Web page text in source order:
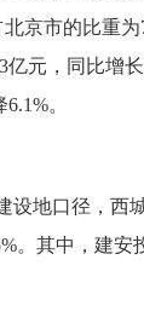
北京市的比重为
亿元，同比增长
6.1%。
设地口径，西
%。其中，建安